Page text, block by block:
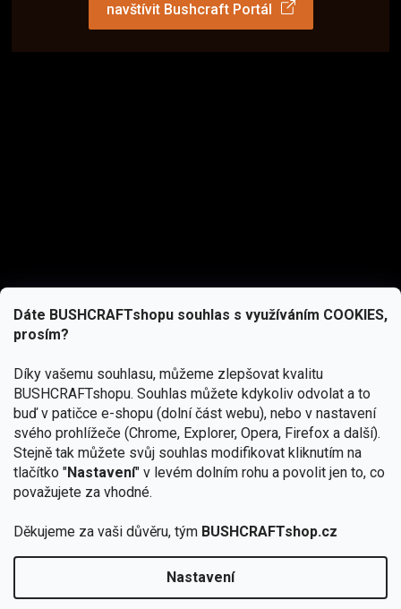
Dáte BUSHCRAFTshopu souhlas s využíváním COOKIES,
prosím?
Díky vašemu souhlasu, můžeme zlepšovat kvalitu
BUSHCRAFTshopu. Souhlas můžete kdykoliv odvolat a to
buď v patičce e-shopu (dolní část webu), nebo v nastavení
svého prohlížeče (Chrome, Explorer, Opera, Firefox a další).
Stejně tak můžete svůj souhlas modifikovat kliknutím na
tlačítko "Nastavení" v levém dolním rohu a povolit jen to, co
považujete za vhodné.
Děkujeme za vaši důvěru, tým BUSHCRAFTshop.cz
Nastavení
navštívit Bushcraft Portál
podmínkami ochrany osobních údajů
Copyright 2026BUSHCRAFTshop.cz. Všechna práva